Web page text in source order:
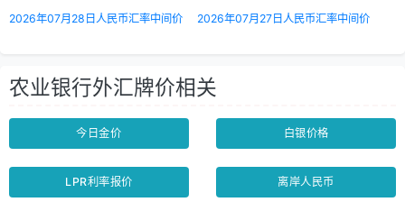
2026年07月28日人民币汇率中间价 2026年07月27日人民币汇率中间价
农业银行外汇牌价相关
今日金价 白银价格
LPR利率报价 离岸人民币